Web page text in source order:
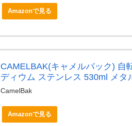
Amazonで見る
CAMELBAK(キャメルバック) 自
ディウム ステンレス 530ml メタ
CamelBak
Amazonで見る